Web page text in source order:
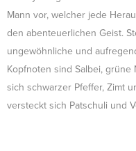
Mann vor, welcher jede
den abenteuerlichen Geist.
ungewöhnliche und
Kopfnoten sind Salbei,
sich schwarzer Pfeffer, Zimt
versteckt sich Patschuli und